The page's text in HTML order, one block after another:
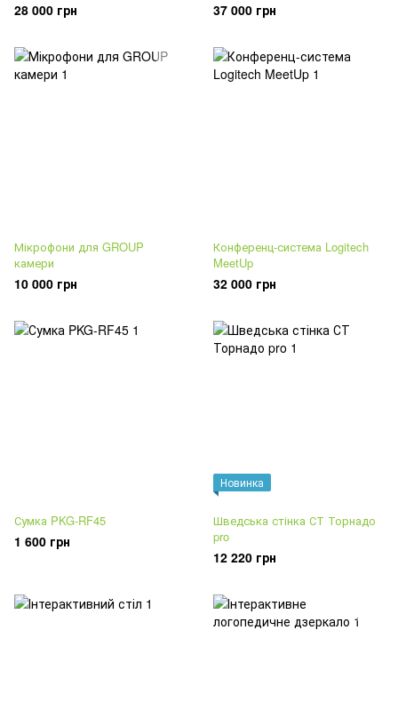
28 000 грн 37 000 грн
Мікрофони для GROUP
камери
10 000 грн
Конференц-система Logitech
MeetUp
32 000 грн
Сумка PKG-RF45
1 600 грн
Новинка
Шведська стінка СТ Торнадо
pro
12 220 грн